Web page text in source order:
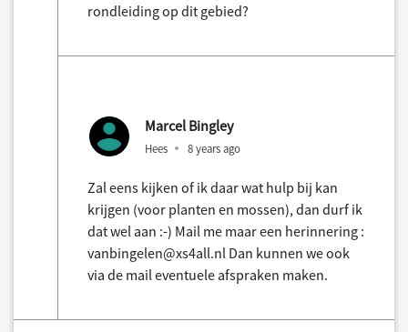
rondleiding op dit gebied?
Marcel Bingley
Hees 8 years ago
Zal eens kijken of ik daar wat hulp bij kan
krijgen (voor planten en mossen), dan durf ik
dat wel aan :-) Mail me maar een herinnering :
vanbingelen@xs4all.nl Dan kunnen we ook
via de mail eventuele afspraken maken.